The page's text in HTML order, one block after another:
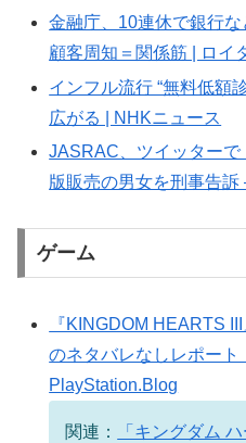
金融庁、10連休で銀行
顧客周知＝関係筋 | ロイ
インフル流行 “無料低額
広がる | NHKニュース
JASRAC、ツイッター
版販売の男女を刑事告訴
ゲーム
『KINGDOM HEARTS
のネタバレなしレポート
PlayStation.Blog
関連：
「キングダム